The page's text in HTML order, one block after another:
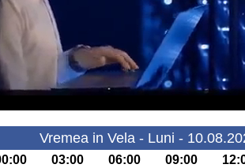
Vremea in Vela - Luni -
03:00 06:00 09:00